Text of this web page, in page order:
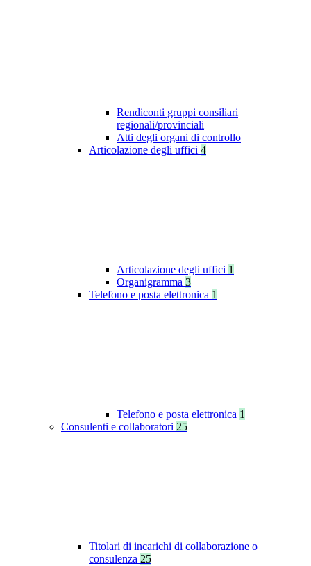
Rendiconti gruppi consiliari
regionali/provinciali
Atti degli organi di controllo
Articolazione degli uffici 4
Articolazione degli uffici 1
Organigramma 3
Telefono e posta elettronica 1
Telefono e posta elettronica 1
Consulenti e collaboratori 25
Titolari di incarichi di collaborazione o
consulenza 25